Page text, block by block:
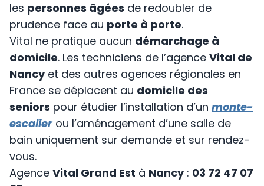
les personnes âgées de redoubler de
prudence face au porte à porte.
Vital ne pratique aucun démarchage à
domicile. Les techniciens de l’agence Vital de
Nancyet des autres agences régionales en
France se déplacent au domicile des
seniors pour étudier l’installation d’un monte-
escalier ou l’aménagement d’une salle de
bain uniquement sur demande et sur rendez-
vous.
Agence Vital Grand Est à Nancy: 03 72 47 07